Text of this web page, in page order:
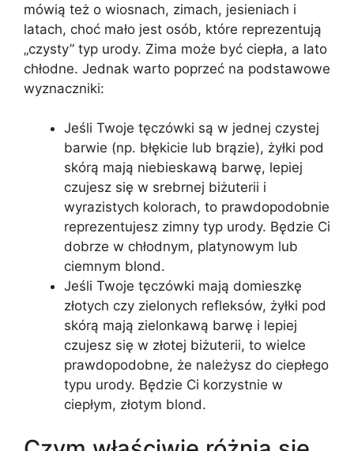
mówią też o wiosnach, zimach, jesieniach i
latach, choć mało jest osób, które reprezentują
„czysty” typ urody. Zima może być ciepła, a lato
chłodne. Jednak warto poprzeć na podstawowe
wyznaczniki:
Jeśli Twoje tęczówki są w jednej czystej
barwie (np. błękicie lub brązie), żyłki pod
skórą mają niebieskawą barwę, lepiej
czujesz się w srebrnej biżuterii i
wyrazistych kolorach, to prawdopodobnie
reprezentujesz zimny typ urody. Będzie Ci
dobrze w chłodnym, platynowym lub
ciemnym blond.
Jeśli Twoje tęczówki mają domieszkę
złotych czy zielonych refleksów, żyłki pod
skórą mają zielonkawą barwę i lepiej
czujesz się w złotej biżuterii, to wielce
prawdopodobne, że należysz do ciepłego
typu urody. Będzie Ci korzystnie w
ciepłym, złotym blond.